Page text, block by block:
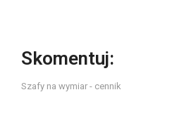
Skomentuj:
Szafy na wymiar - cennik